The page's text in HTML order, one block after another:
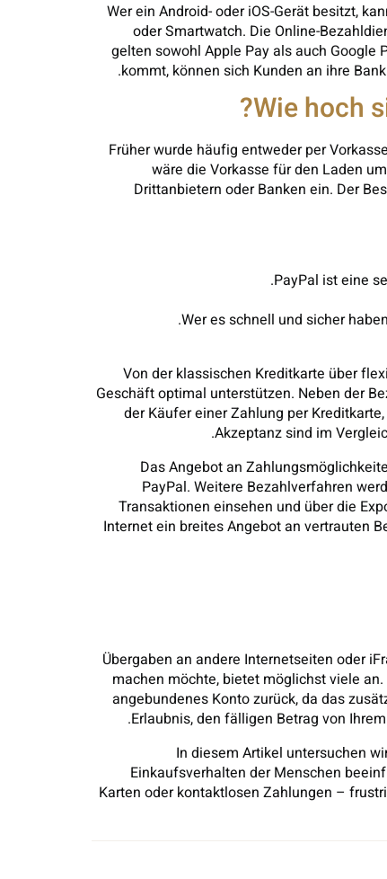
Wer ein Android- oder iOS-Gerät besitzt,
oder Smartwatch. Die Online-
gelten sowohl Apple Pay als auch Google
kommt, können sich Kunden an ihre
Wie hoch
Früher wurde häufig entweder per
wäre die Vorkasse für den Laden
Drittanbietern oder Banken ein. Der
PayPal ist eine
Wer es schnell und sicher
Von der klassischen Kreditkarte über
Geschäft optimal unterstützen. Neben der
der Käufer einer Zahlung per
Akzeptanz sind im
Das Angebot an
PayPal. Weitere Bezahlverfahren
Transaktionen einsehen und über die
Internet ein breites Angebot an vertrauten
Übergaben an andere Internetseiten oder
machen möchte, bietet möglichst viele
angebundenes Konto zurück, da das
Erlaubnis, den fälligen Betrag von
In diesem Artikel untersuchen
Einkaufsverhalten der Menschen
Karten oder kontaktlosen Zahlungen –